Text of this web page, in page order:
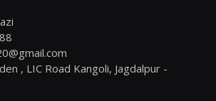
, LIC Road Kangoli, Jagdalpur -